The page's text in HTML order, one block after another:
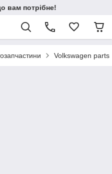
вам потрібне!
Volkswagen parts